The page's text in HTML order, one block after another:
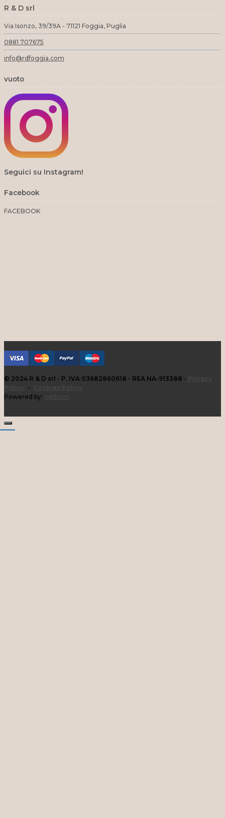
R & D srl
Via Isonzo, 39/39A - 71121 Foggia, Puglia
0881 707675
info@rdfoggia.com
vuoto
Seguici su Instagram!
Facebook
FACEBOOK
© 2024 R & D srl - P. IVA 03682860618 - REA NA-913388 -
-
Powered by: